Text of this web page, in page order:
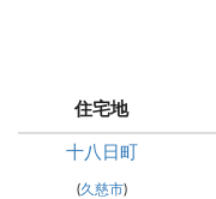
住宅地
十八日町
(久慈市)